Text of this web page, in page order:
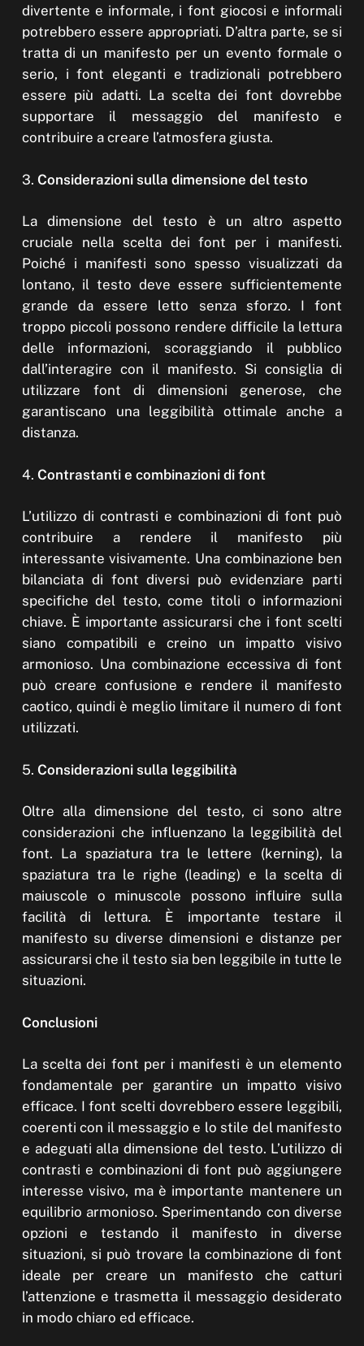
divertente e informale, i font giocosi e informali
potrebbero essere appropriati. D’altra parte, se si
tratta di un manifesto per un evento formale o
serio, i font eleganti e tradizionali potrebbero
essere più adatti. La scelta dei font dovrebbe
supportare il messaggio del manifesto e
contribuire a creare l’atmosfera giusta.
3. Considerazioni sulla dimensione del testo
La dimensione del testo è un altro aspetto
cruciale nella scelta dei font per i manifesti.
Poiché i manifesti sono spesso visualizzati da
lontano, il testo deve essere sufficientemente
grande da essere letto senza sforzo. I font
troppo piccoli possono rendere difficile la lettura
delle informazioni, scoraggiando il pubblico
dall’interagire con il manifesto. Si consiglia di
utilizzare font di dimensioni generose, che
garantiscano una leggibilità ottimale anche a
distanza.
4. Contrastanti e combinazioni di font
L’utilizzo di contrasti e combinazioni di font può
contribuire a rendere il manifesto più
interessante visivamente. Una combinazione ben
bilanciata di font diversi può evidenziare parti
specifiche del testo, come titoli o informazioni
chiave. È importante assicurarsi che i font scelti
siano compatibili e creino un impatto visivo
armonioso. Una combinazione eccessiva di font
può creare confusione e rendere il manifesto
caotico, quindi è meglio limitare il numero di font
utilizzati.
5. Considerazioni sulla leggibilità
Oltre alla dimensione del testo, ci sono altre
considerazioni che influenzano la leggibilità del
font. La spaziatura tra le lettere (kerning), la
spaziatura tra le righe (leading) e la scelta di
maiuscole o minuscole possono influire sulla
facilità di lettura. È importante testare il
manifesto su diverse dimensioni e distanze per
assicurarsi che il testo sia ben leggibile in tutte le
situazioni.
Conclusioni
La scelta dei font per i manifesti è un elemento
fondamentale per garantire un impatto visivo
efficace. I font scelti dovrebbero essere leggibili,
coerenti con il messaggio e lo stile del manifesto
e adeguati alla dimensione del testo. L’utilizzo di
contrasti e combinazioni di font può aggiungere
interesse visivo, ma è importante mantenere un
equilibrio armonioso. Sperimentando con diverse
opzioni e testando il manifesto in diverse
situazioni, si può trovare la combinazione di font
ideale per creare un manifesto che catturi
l’attenzione e trasmetta il messaggio desiderato
in modo chiaro ed efficace.